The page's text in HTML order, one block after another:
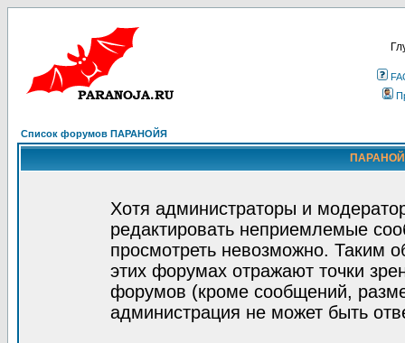
Список форумов ПАРАНОЙЯ
Хотя администраторы и
редактировать неприемлемые
просмотреть невозможно. Таким
этих форумах отражают точки
форумов (кроме сообщений,
администрация не может быть